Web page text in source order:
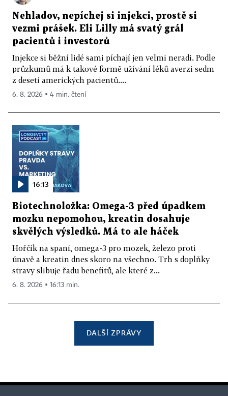
Nehladov, nepíchej si injekci, prostě si
vezmi prášek. Eli Lilly má svatý grál
pacientů i investorů
Injekce si běžní lidé sami píchají jen velmi neradi. Podle
průzkumů má k takové formě užívání léků averzi sedm
z deseti amerických pacientů....
6. 8. 2026 ▪ 4 min. čtení
16:13
Biotechnoložka: Omega-3 před úpadkem
mozku nepomohou, kreatin dosahuje
skvělých výsledků. Má to ale háček
Hořčík na spaní, omega-3 pro mozek, železo proti
únavě a kreatin dnes skoro na všechno. Trh s doplňky
stravy slibuje řadu benefitů, ale které z...
6. 8. 2026 ▪ 16:13 min.
DALŠÍ ZPRÁVY